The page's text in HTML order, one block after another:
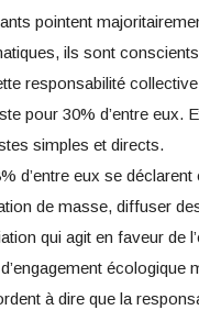
pointent
ils sont
responsabilité
pour 30% d’entre eux.
simples et directs.
d’entre eux se
de masse, diffuser
qui agit en faveur de
écologique
à dire que la